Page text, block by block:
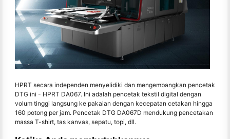
HPRT secara independen menyelidiki dan mengembangkan pencetak
DTG ini - HPRT DA067. Ini adalah pencetak tekstil digital dengan
volum tinggi langsung ke pakaian dengan kecepatan cetakan hingga
160 potong per jam. Pencetak DTG DA067D mendukung pencetakan
massa T-shirt, tas kanvas, sepatu, topi, dll.